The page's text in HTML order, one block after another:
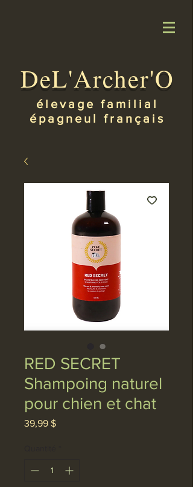
DeL'Archer'O
élevage familial
épagneul français
RED SECRET
Shampoing naturel
pour chien et chat
39,99 $Prix